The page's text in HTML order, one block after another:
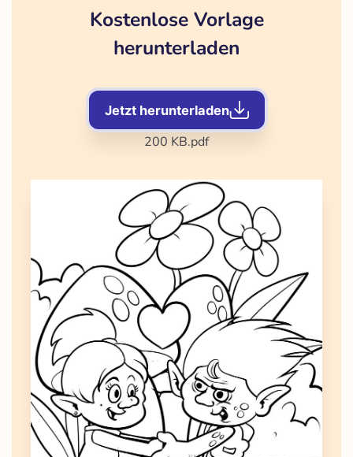
Kostenlose Vorlage
herunterladen
Jetzt herunterladen
200 KB.pdf